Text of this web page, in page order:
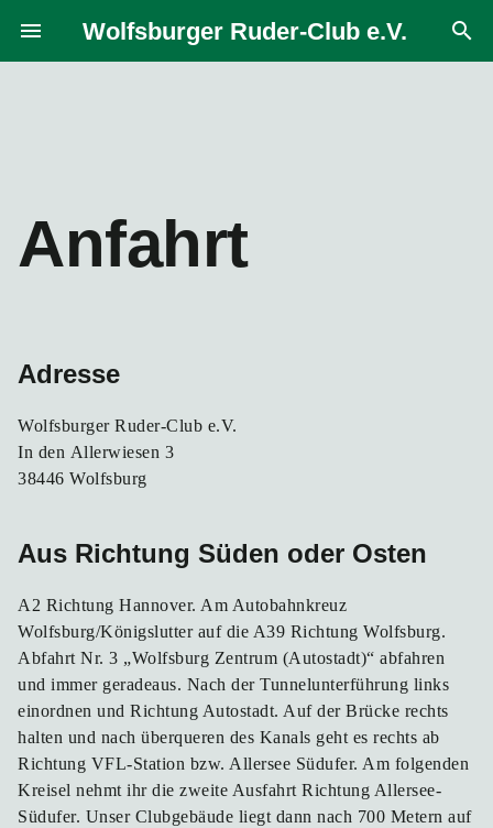
Inhalt
springen
menu Wolfsburger Ruder-Club e.V. search
Anfahrt
Adresse
Wolfsburger Ruder-Club e.V.
In den Allerwiesen 3
38446 Wolfsburg
Aus Richtung Süden oder Osten
A2 Richtung Hannover. Am Autobahnkreuz
Wolfsburg/Königslutter auf die A39 Richtung Wolfsburg.
Abfahrt Nr. 3 „Wolfsburg Zentrum (Autostadt)“ abfahren
und immer geradeaus. Nach der Tunnelunterführung links
einordnen und Richtung Autostadt. Auf der Brücke rechts
halten und nach überqueren des Kanals geht es rechts ab
Richtung VFL-Station bzw. Allersee Südufer. Am folgenden
Kreisel nehmt ihr die zweite Ausfahrt Richtung Allersee-
Südufer. Unser Clubgebäude liegt dann nach 700 Metern auf